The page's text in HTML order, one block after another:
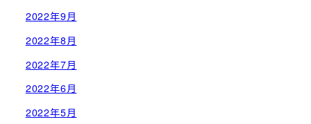
2022年9月
2022年8月
2022年7月
2022年6月
2022年5月